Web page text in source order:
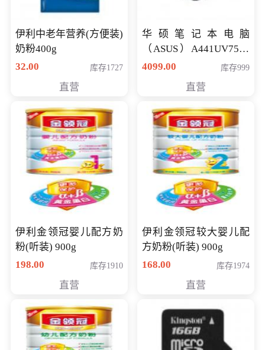
伊利中老年营养(方便装)
奶粉400g
32.00
库存1727
直营
华硕笔记本电脑
（ASUS）A441UV7500
顽石（7代i7-7500U 4G
4099.00 库存999
直营
伊利金领冠婴儿配方奶
粉(听装) 900g
198.00
库存1910
直营
伊利金领冠较大婴儿配
方奶粉(听装) 900g
168.00
库存1974
直营